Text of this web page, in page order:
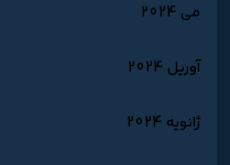
می 2024
آوریل 2024
ژانویه 2024